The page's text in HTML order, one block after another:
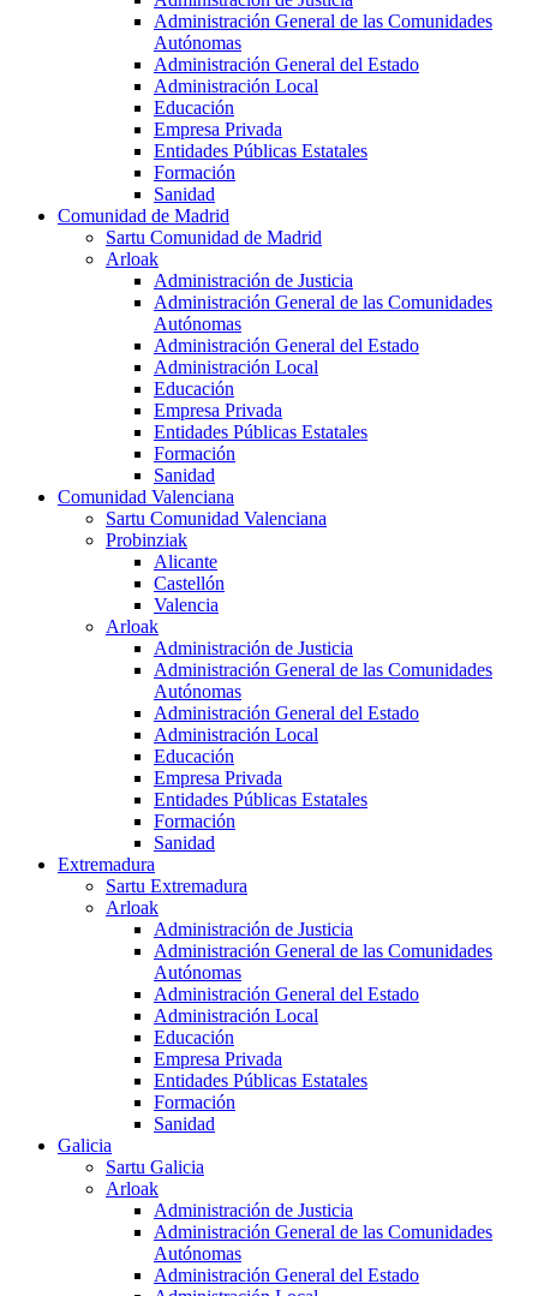
Administración General de las Comunidades
Autónomas
Administración General del Estado
Administración Local
Educación
Empresa Privada
Entidades Públicas Estatales
Formación
Sanidad
Comunidad de Madrid
Sartu Comunidad de Madrid
Arloak
Administración de Justicia
Administración General de las Comunidades
Autónomas
Administración General del Estado
Administración Local
Educación
Empresa Privada
Entidades Públicas Estatales
Formación
Sanidad
Comunidad Valenciana
Sartu Comunidad Valenciana
Probinziak
Alicante
Castellón
Valencia
Arloak
Administración de Justicia
Administración General de las Comunidades
Autónomas
Administración General del Estado
Administración Local
Educación
Empresa Privada
Entidades Públicas Estatales
Formación
Sanidad
Extremadura
Sartu Extremadura
Arloak
Administración de Justicia
Administración General de las Comunidades
Autónomas
Administración General del Estado
Administración Local
Educación
Empresa Privada
Entidades Públicas Estatales
Formación
Sanidad
Galicia
Sartu Galicia
Arloak
Administración de Justicia
Administración General de las Comunidades
Autónomas
Administración General del Estado